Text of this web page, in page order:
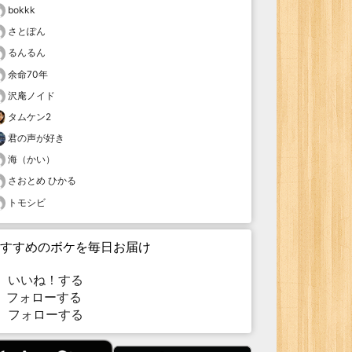
bokkk
さとぽん
るんるん
余命70年
沢庵ノイド
タムケン2
君の声が好き
海（かい）
さおとめ ひかる
トモシビ
すめのボケを毎日お届け
いいね！する
ォローする
フォローする